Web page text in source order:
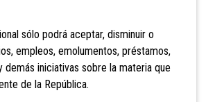
sólo podrá aceptar, disminuir o
empleos, emolumentos, préstamos,
demás iniciativas sobre la materia que
de la República.